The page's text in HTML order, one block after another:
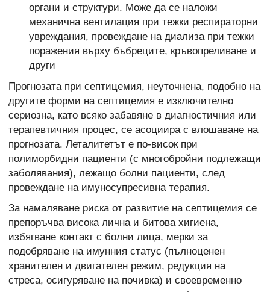
органи и структури. Може да се наложи
механична вентилация при тежки респираторни
увреждания, провеждане на диализа при тежки
поражения върху бъбреците, кръвопреливане и
други
Прогнозата при септицемия, неуточнена, подобно на
другите форми на септицемия е изключително
сериозна, като всяко забавяне в диагностичния или
терапевтичния процес, се асоциира с влошаване на
прогнозата. Леталитетът е по-висок при
полиморбидни пациенти (с многобройни подлежащи
заболявания), лежащо болни пациенти, след
провеждане на имуносупресивна терапия.
За намаляване риска от развитие на септицемия се
препоръчва висока лична и битова хигиена,
избягване контакт с болни лица, мерки за
подобряване на имунния статус (пълноценен
хранителен и двигателен режим, редукция на
стреса, осигуряване на почивка) и своевременно